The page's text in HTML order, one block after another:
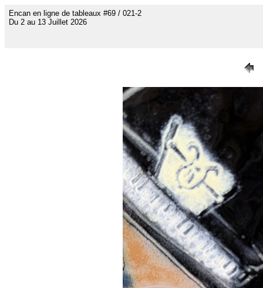
Encan en ligne de tableaux #69 / 021-2
Du 2 au 13 Juillet 2026